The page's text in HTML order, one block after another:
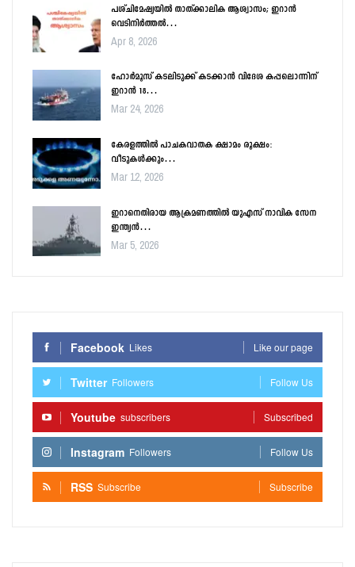
പശ്ചിമേഷ്യയിൽ താത്ക്കാലിക ആശ്വാസം; ഇറാൻ
വെടിനിർത്തൽ…
Apr 8, 2026
ഹോർമൂസ് കടലിടുക്ക് കടക്കാൻ വിദേശ കപ്പലൊന്നിന്
ഇറാൻ 18…
Mar 24, 2026
കേരളത്തിൽ പാചകവാതക ക്ഷാമം രൂക്ഷം:
വീടുകൾക്കും…
Mar 12, 2026
ഇറാനെതിരായ ആക്രമണത്തിൽ യുഎസ് നാവിക സേന
ഇന്ത്യൻ…
Mar 5, 2026
Facebook Likes Like our page
Twitter Followers Follow Us
Youtube subscribers Subscribed
Instagram Followers Follow Us
RSS Subscribe Subscribe